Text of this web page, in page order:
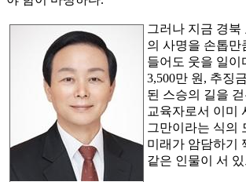
그러나 지금 경
의 사명을 손톱만
들어도 웃을 일이
3,500만 원, 추징
된 스승의 길을
교육자로서 이미
그만이라는 식의
미래가 암담하기
같은 인물이 서